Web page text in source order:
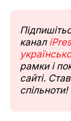
канал
рамки і
сайті.
спільноти!